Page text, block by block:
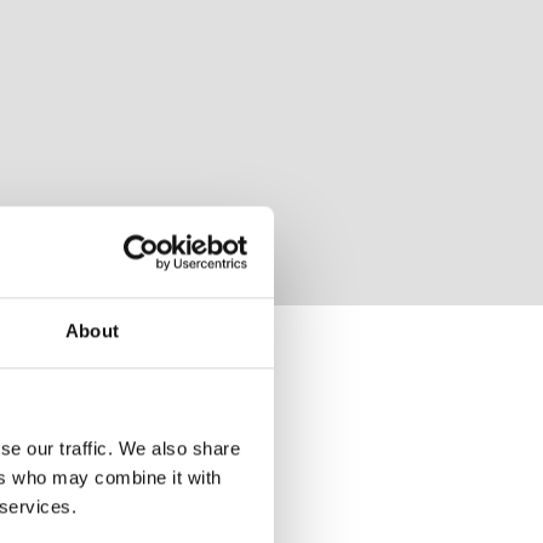
About
our traffic. We also share
who may combine it with